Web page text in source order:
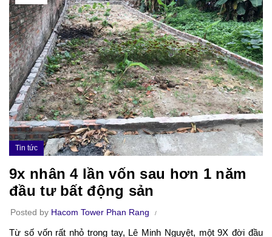
Tin tức
9x nhân 4 lần vốn sau hơn 1 năm
đầu tư bất động sản
Posted by Hacom Tower Phan Rang
Từ số vốn rất nhỏ trong tay, Lê Minh Nguyệt, một 9X đời đầu